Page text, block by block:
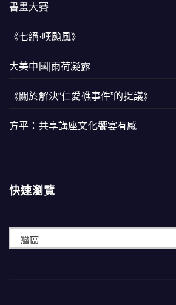
書畫大賽
《七絕·嘆颱風》
大美中國|雨荷凝露
《關於解決“仁愛礁事件”的提議》
方平：共享講座文化饗宴有感
快速瀏覽